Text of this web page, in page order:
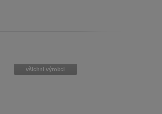
všichni výrobci